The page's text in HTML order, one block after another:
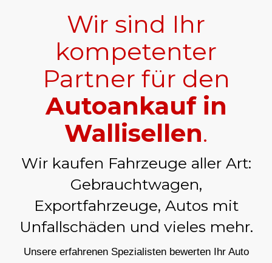
Wir sind Ihr
kompetenter
Partner für den
Autoankauf in
Wallisellen.
Wir kaufen Fahrzeuge aller Art:
Gebrauchtwagen,
Exportfahrzeuge, Autos mit
Unfallschäden und vieles mehr.
Unsere erfahrenen Spezialisten bewerten Ihr Auto